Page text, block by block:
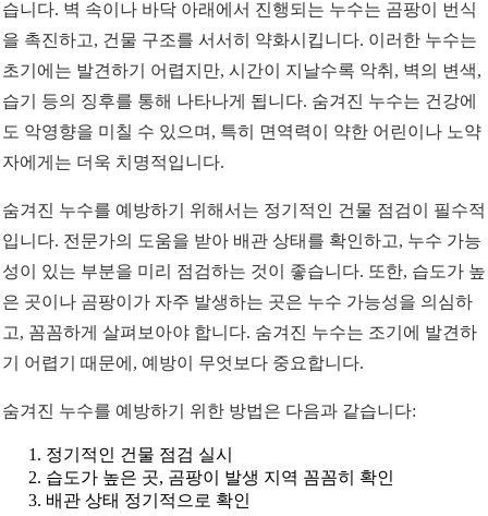
습니다. 벽 속이나 바닥 아래에서 진행되는 누수는 곰팡이 번식
을 촉진하고, 건물 구조를 서서히 약화시킵니다. 이러한 누수는
초기에는 발견하기 어렵지만, 시간이 지날수록 악취, 벽의 변색,
습기 등의 징후를 통해 나타나게 됩니다. 숨겨진 누수는 건강에
도 악영향을 미칠 수 있으며, 특히 면역력이 약한 어린이나 노약
자에게는 더욱 치명적입니다.
숨겨진 누수를 예방하기 위해서는 정기적인 건물 점검이 필수적
입니다. 전문가의 도움을 받아 배관 상태를 확인하고, 누수 가능
성이 있는 부분을 미리 점검하는 것이 좋습니다. 또한, 습도가 높
은 곳이나 곰팡이가 자주 발생하는 곳은 누수 가능성을 의심하
고, 꼼꼼하게 살펴보아야 합니다. 숨겨진 누수는 조기에 발견하
기 어렵기 때문에, 예방이 무엇보다 중요합니다.
숨겨진 누수를 예방하기 위한 방법은 다음과 같습니다:
정기적인 건물 점검 실시
습도가 높은 곳, 곰팡이 발생 지역 꼼꼼히 확인
배관 상태 정기적으로 확인